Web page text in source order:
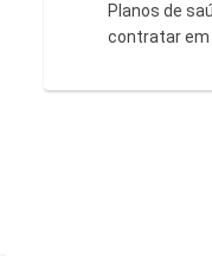
Planos de
contratar em